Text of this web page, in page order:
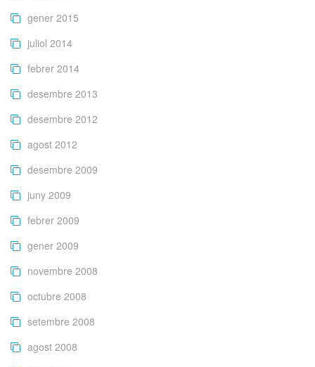
gener 2015
juliol 2014
febrer 2014
desembre 2013
desembre 2012
agost 2012
desembre 2009
juny 2009
febrer 2009
gener 2009
novembre 2008
octubre 2008
setembre 2008
agost 2008